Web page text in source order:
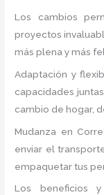
Los cambios
proyectos
más plena y más
Adaptación y
capacidades
cambio de hogar,
Mudanza en
enviar el
empaquetar tus
Los beneficios